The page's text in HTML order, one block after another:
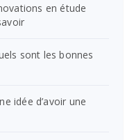
en étude
sont les bonnes
idée d’avoir une